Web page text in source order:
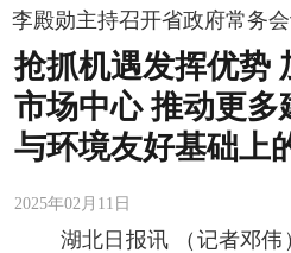
李殿勋主持召开省政府常务
抢抓机遇发挥优势
市场中心 推动更多
与环境友好基础上
2025年02月11日
湖北日报讯 （记者邓伟